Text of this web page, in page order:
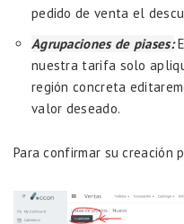
pedido de venta el
Agrupaciones de piases:
nuestra tarifa solo
región concreta
valor deseado.
Para confirmar su creación